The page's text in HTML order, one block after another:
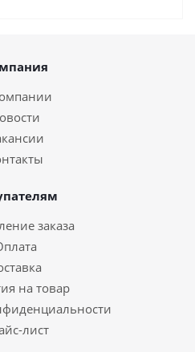
заказа
на товар
лист